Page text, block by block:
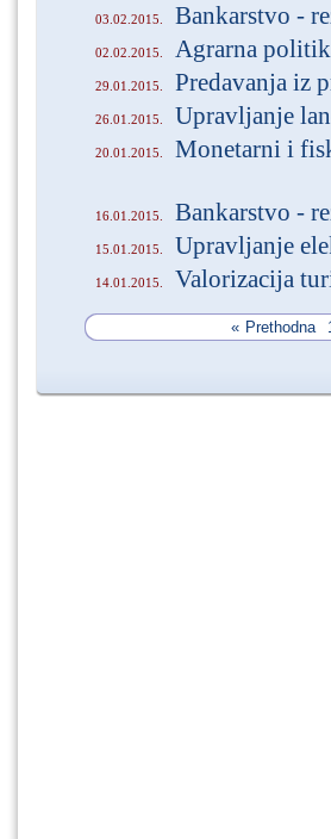
03.02.2015. Bankarstvo -
02.02.2015. Agrarna
29.01.2015. Predavanja iz
26.01.2015. Upravljanje
20.01.2015. Monetarni i
16.01.2015. Bankarstvo -
15.01.2015. Upravljanje
14.01.2015. Valorizacija
« Prethodna